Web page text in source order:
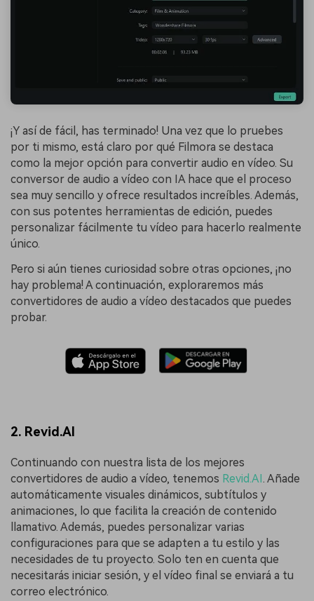
¡Y así de fácil, has terminado! Una vez que lo pruebes
por ti mismo, está claro por qué Filmora se destaca
como la mejor opción para convertir audio en vídeo. Su
conversor de audio a vídeo con IA hace que el proceso
sea muy sencillo y ofrece resultados increíbles. Además,
con sus potentes herramientas de edición, puedes
personalizar fácilmente tu vídeo para hacerlo realmente
único.
Pero si aún tienes curiosidad sobre otras opciones, ¡no
hay problema! A continuación, exploraremos más
convertidores de audio a vídeo destacados que puedes
probar.
2. Revid.AI
Continuando con nuestra lista de los mejores
convertidores de audio a vídeo, tenemos Revid.AI. Añade
automáticamente visuales dinámicos, subtítulos y
animaciones, lo que facilita la creación de contenido
llamativo. Además, puedes personalizar varias
configuraciones para que se adapten a tu estilo y las
necesidades de tu proyecto. Solo ten en cuenta que
necesitarás iniciar sesión, y el vídeo final se enviará a tu
correo electrónico.